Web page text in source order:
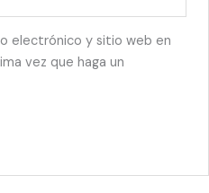
electrónico y sitio web en
vez que haga un